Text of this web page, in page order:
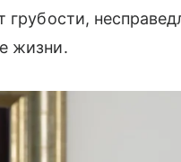
грубости,
жизни.